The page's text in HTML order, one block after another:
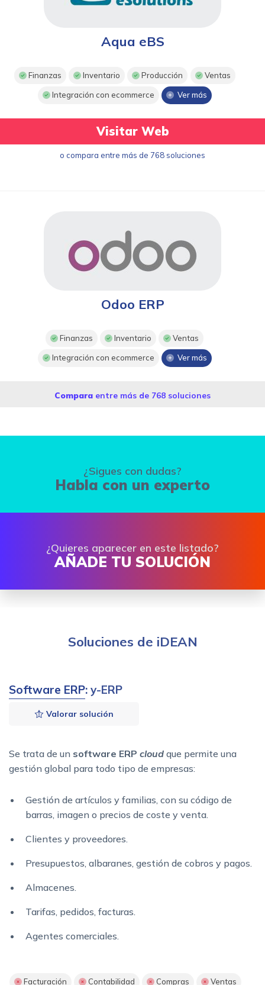
Aqua eBS
Finanzas Inventario Producción Ventas
Integración con ecommerce Ver más
Visitar Web
o compara entre más de 768 soluciones
Odoo ERP
Finanzas Inventario Ventas
Integración con ecommerce Ver más
Compara entre más de 768 soluciones
¿Sigues con dudas?
Habla con un experto
¿Quieres aparecer en este listado?
AÑADE TU SOLUCIÓN
Soluciones de iDEAN
Software ERP: y-ERP
Valorar solución
Se trata de un software ERP cloud que permite una
gestión global para todo tipo de empresas:
Gestión de artículos y familias, con su código de
barras, imagen o precios de coste y venta.
Clientes y proveedores.
Presupuestos, albaranes, gestión de cobros y pagos.
Almacenes.
Tarifas, pedidos, facturas.
Agentes comerciales.
Facturación Contabilidad Compras Ventas